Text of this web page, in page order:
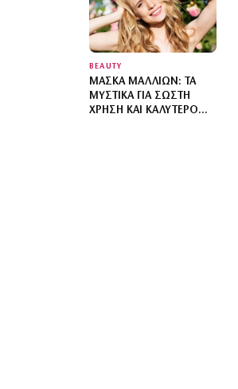
BEAUTY
ΜΆΣΚΑ ΜΑΛΛΙΏΝ: ΤΑ
ΜΥΣΤΙΚΆ ΓΙΑ ΣΩΣΤΉ
ΧΡΉΣΗ ΚΑΙ ΚΑΛΎΤΕΡΟ